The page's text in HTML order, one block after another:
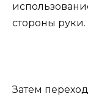
стороны руки.
Затем